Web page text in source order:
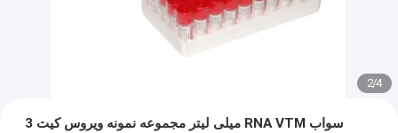
3/4
3 میلی لیتر مجموعه نمونه ویروس کیت RNA VTM سواب